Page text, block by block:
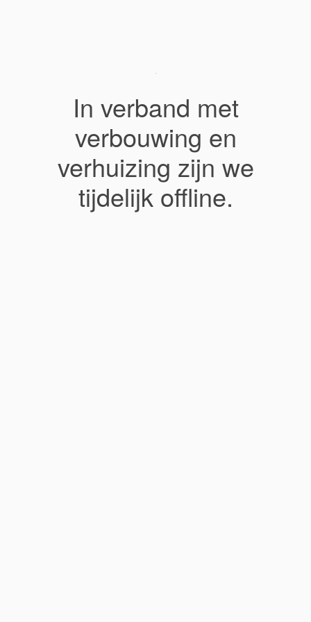
In verband met
verbouwing en
verhuizing zijn we
tijdelijk offline.